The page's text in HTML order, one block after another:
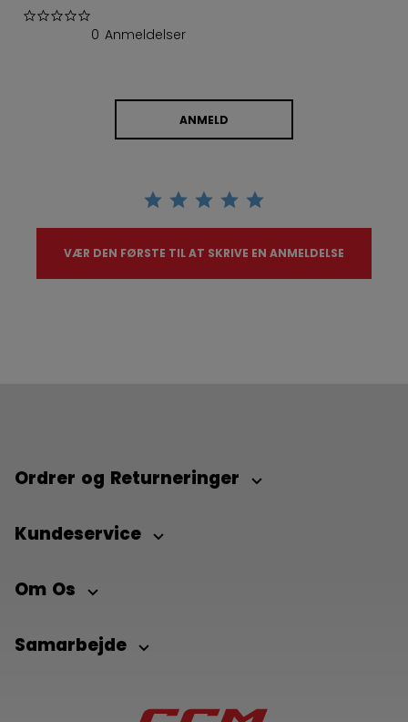
0 Anmeldelser
ANMELD
VÆR DEN FØRSTE TIL AT SKRIVE EN ANMELDELSE
Ordrer og Returneringer
Kundeservice
Om Os
Samarbejde